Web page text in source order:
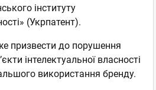
інституту
(Укрпатент).
призвести до порушення
інтелектуальної власності
використання бренду.